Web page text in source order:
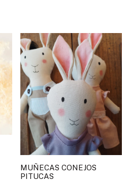
MUÑECAS CONEJOS
PITUCAS